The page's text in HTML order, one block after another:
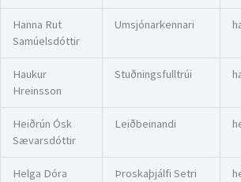
Hanna Rut
Samúelsdóttir
Umsjónarkennari
Haukur
Hreinsson
Stuðningsfulltrúi
Heiðrún Ósk
Sævarsdóttir
Leiðbeinandi
Helga Dóra
Þroskaþjálfi Setri